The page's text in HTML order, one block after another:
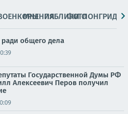
МНЕНИЯПАБЛИКИ
ФОТОЛОНГРИДЫ
общего дела
Государственной Думы РФ
Алексеевич Перов получил